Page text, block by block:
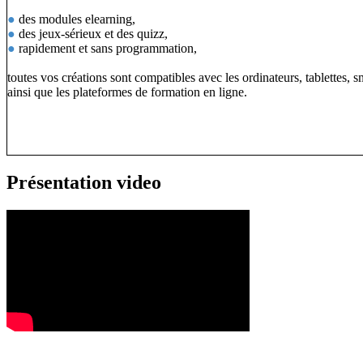
● des modules elearning,
● des jeux-sérieux et des quizz,
● rapidement et sans programmation,
toutes vos créations sont compatibles avec les ordinateurs, tablettes,
ainsi que les plateformes de formation en ligne.
Présentation video